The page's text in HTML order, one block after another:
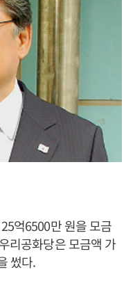
억6500만 원을 모금
리공화당은 모금액 가
썼다.